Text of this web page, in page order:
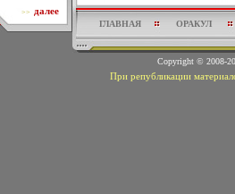
>> далее
ГЛАВНАЯ ОРАКУЛ
Copyright © 2008-
При републикации